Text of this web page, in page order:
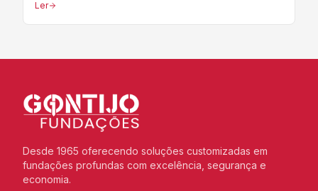
Ler
Desde 1965 oferecendo soluções customizadas em
fundações profundas com excelência, segurança e
economia.